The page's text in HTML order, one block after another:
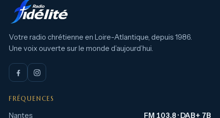
Votre radio chrétienne en Loire-Atlantique, depuis 1986.
Une voix ouverte sur le monde d’aujourd’hui.
FRÉQUENCES
Nantes FM 103.8 · DAB+ 7B